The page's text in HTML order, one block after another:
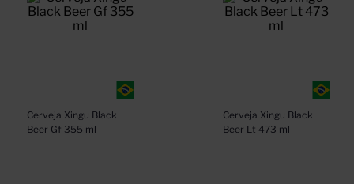
Cerveja Xingu Black
Beer Gf 355 ml
Cerveja Xingu Black
Beer Lt 473 ml